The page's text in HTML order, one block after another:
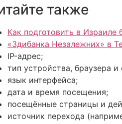
также
Как подготовить в
«Здибанка Незалежних» в
IP-адрес;
тип устройства, браузера
язык интерфейса;
дата и время посещения;
посещённые страницы и
источник перехода